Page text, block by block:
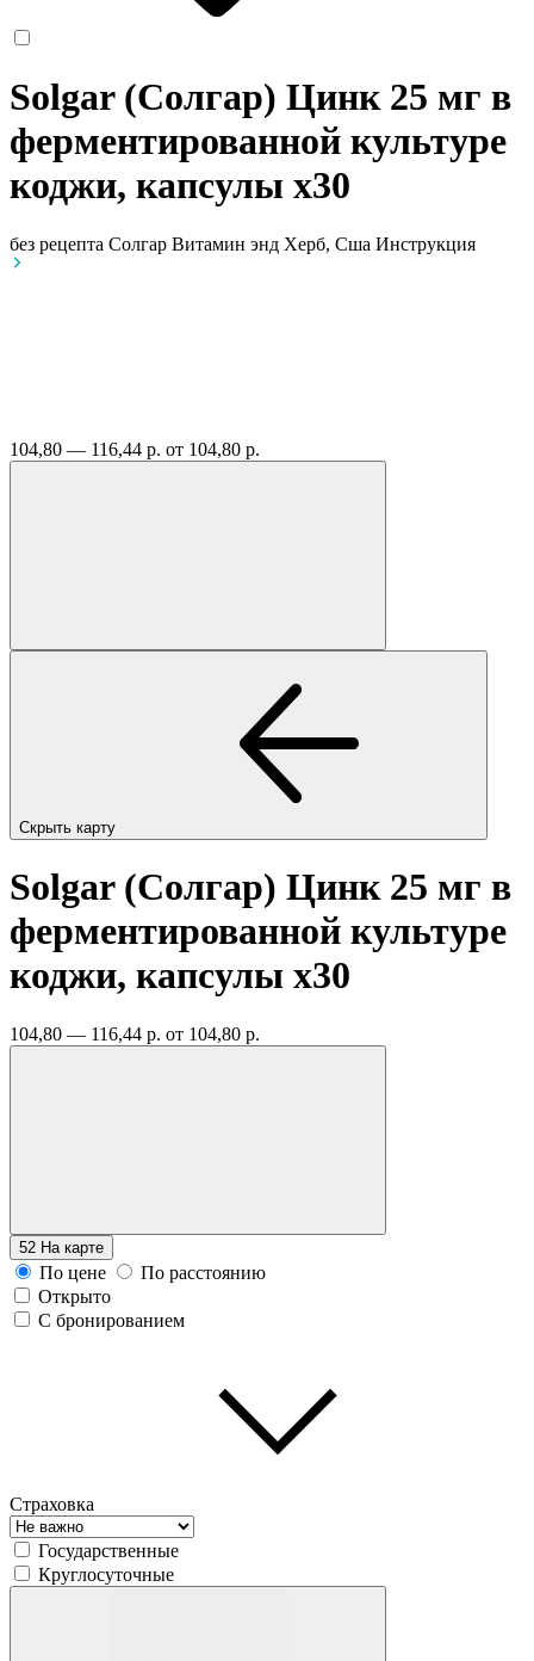
Solgar (Солгар) Цинк 25 мг в
ферментированной культуре
коджи, капсулы x30
без рецепта Солгар Витамин энд Херб, Сша Инструкция
104,80 — 116,44 р. от 104,80 р.
Скрыть карту
Solgar (Солгар) Цинк 25 мг в
ферментированной культуре
коджи, капсулы x30
104,80 — 116,44 р. от 104,80 р.
52 На карте
По цене
По расстоянию
Открыто
С бронированием
Страховка
Государственные
Круглосуточные